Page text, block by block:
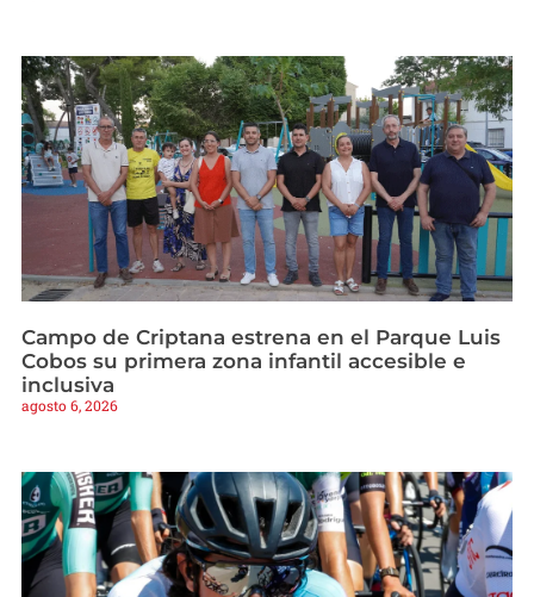
Campo de Criptana estrena en el Parque Luis
Cobos su primera zona infantil accesible e
inclusiva
agosto 6, 2026